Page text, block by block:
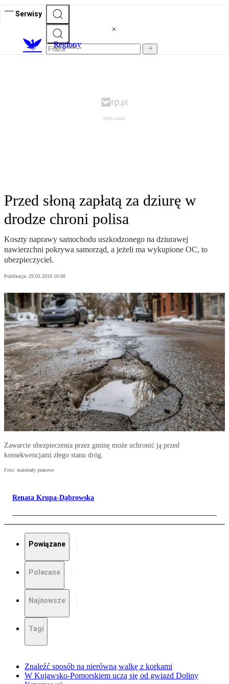
Serwisy
Regiony
Przed słoną zapłatą za dziurę w
drodze chroni polisa
Koszty naprawy samochodu uszkodzonego na dziurawej
nawierzchni pokrywa samorząd, a jeżeli ma wykupione OC, to
ubezpieczyciel.
Publikacja: 29.03.2018 16:00
Zawarcie ubezpieczenia przez gminę może uchronić ją przed
konsekwencjami złego stanu dróg.
Foto: materiały prasowe
Renata Krupa-Dąbrowska
Powiązane
Polecane
Najnowsze
Tagi
Znaleźć sposób na nierówną walkę z korkami
W Kujawsko-Pomorskiem uczą się od gwiazd Doliny